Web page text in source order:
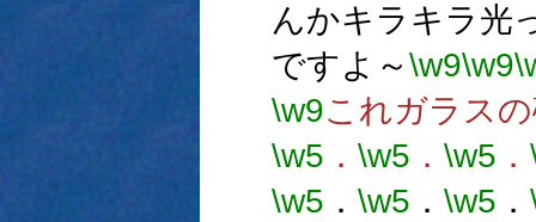
んかキラキラ光
ですよ～\w9\w9
\w9これガラス
\w5 ． \w5 ． \w5 ．
\w5 ． \w5 ． \w5 ．